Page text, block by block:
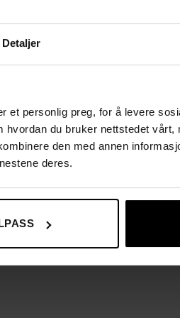
Detaljer
et personlig preg, for å levere
du bruker nettstedet vårt,
den med annen
deres.
eller som en luksuriøs